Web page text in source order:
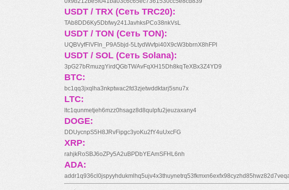
USDT / TRX (Сеть TRC20):
TAb8DD6Ky5Dbfwy241JavhksPCo38nkVsL
USDT / TON (Сеть TON):
UQBVyfFlVFln_P9A5bjd-5LtydWvfpi40X9cW3bbrnX8hFPl
USDT / SOL (Сеть Solana):
3pG27bRmuzgYirdQGbTWAvFqXH15Dh8kqTeXBx3Z4YD9
BTC:
bc1qq3jxqlha3nkptwac2fd3zjetwddktarj5snu7x
LTC:
ltc1qunmetjeh6mzz0hsagz8d8qulpfu2jeuzaxany4
DOGE:
DDUycnpS5H8JRvFipgc3yoKu2fY4uUxcFG
XRP:
rahjkRoSBJ6oZPy5A2uBPDbYEAmSFHL6nh
ADA: